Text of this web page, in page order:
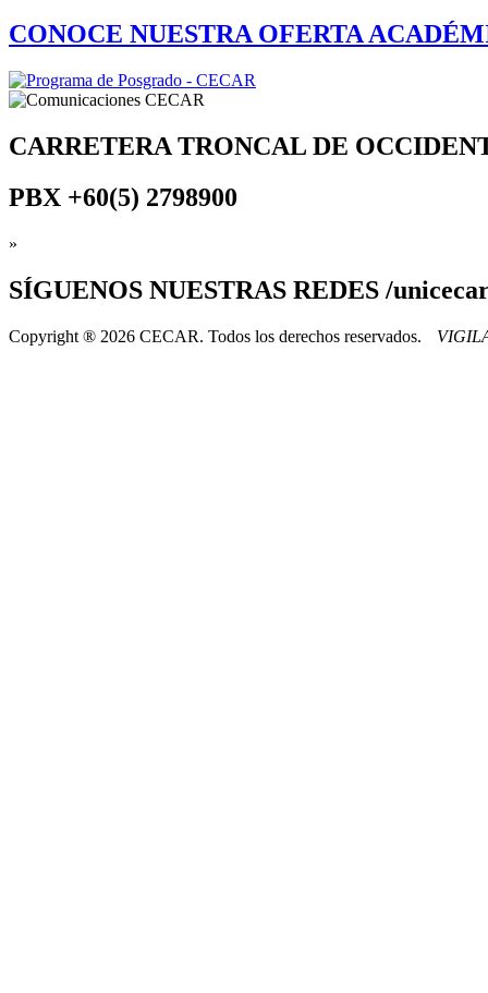
CONOCE NUESTRA OFERTA
CARRETERA TRONCAL DE
PBX +60(5) 2798900
»
SÍGUENOS NUESTRAS REDES /
Copyright ® 2026 CECAR. Todos los derechos reservados.